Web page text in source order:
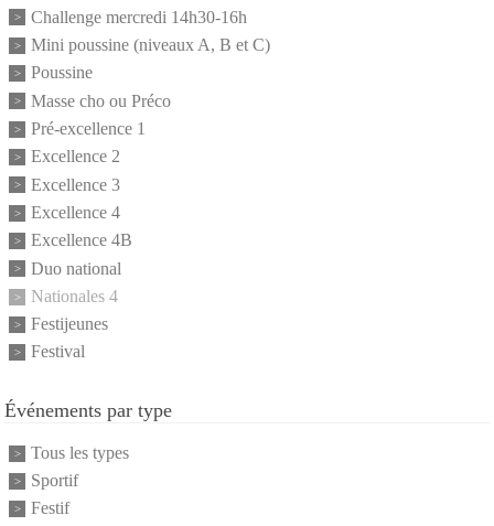
Challenge mercredi 14h30-16h
Mini poussine (niveaux A, B et C)
Poussine
Masse cho ou Préco
Pré-excellence 1
Excellence 2
Excellence 3
Excellence 4
Excellence 4B
Duo national
Nationales 4
Festijeunes
Festival
Événements par type
Tous les types
Sportif
Festif